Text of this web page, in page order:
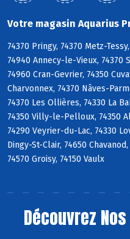
Votre magasin Aquarius
74370 Pringy, 74370 Metz-
74940 Annecy-le-Vieux,
74960 Cran-Gevrier, 74350
Charvonnex, 74370 Nâves-
74370 Les Ollières, 74330 La
74350 Villy-le-Pelloux, 74350
74290 Veyrier-du-Lac, 74330
Dingy-St-Clair, 74650
74570 Groisy, 74150 Vaulx
Découvrez